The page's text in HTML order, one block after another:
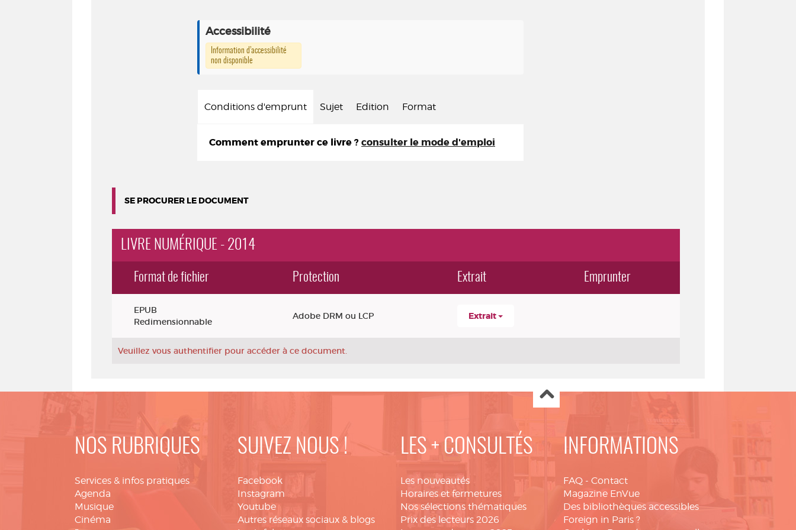
Accessibilité
Information d’accessibilité
non disponible
Conditions d'emprunt Sujet Edition Format
Comment emprunter ce livre ? consulter le mode d'emploi
SE PROCURER LE DOCUMENT
LIVRE NUMÉRIQUE - 2014
Format de fichier Protection Extrait Emprunter
EPUB
Redimensionnable
Adobe DRM ou LCP Extrait
Veuillez vous authentifier pour accéder à ce document.
NOS RUBRIQUES
Services & infos pratiques
Agenda
Musique
Cinéma
SUIVEZ NOUS !
Facebook
Instagram
Youtube
Autres réseaux sociaux & blogs
LES + CONSULTÉS
Les nouveautés
Horaires et fermetures
Nos sélections thématiques
Prix des lecteurs 2026
INFORMATIONS
FAQ - Contact
Magazine EnVue
Des bibliothèques accessibles
Foreign in Paris ?